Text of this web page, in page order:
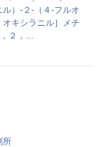
）‐２‐（４‐フルオ
オキシラニル］メチ
２，…
所